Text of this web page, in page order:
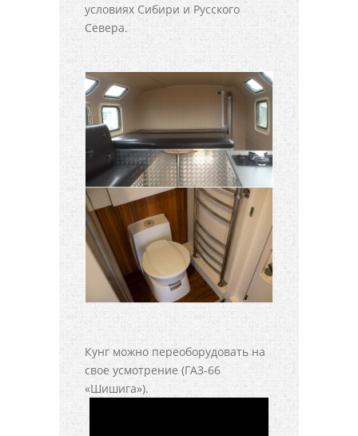
условиях Сибири и Русского
Севера.
Кунг можно переоборудовать на
свое усмотрение (ГАЗ-66
«Шишига»).